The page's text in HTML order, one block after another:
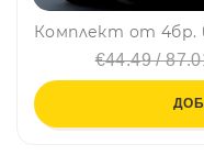
€44.49 /